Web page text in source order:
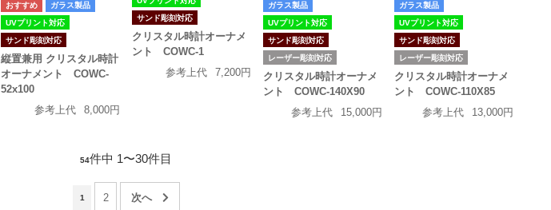
ガラス製品
UVプリント対応
サンド彫刻対応
縦置兼用 クリスタル時計
オーナメント COWC-
52x100
参考上代
8,000円
サンド彫刻対応
クリスタル時計オーナメ
ント COWC-1
参考上代
7,200円
ガラス製品
UVプリント対応
サンド彫刻対応
レーザー彫刻対応
クリスタル時計オーナメ
ント COWC-140X90
参考上代
15,000円
ガラス製品
UVプリント対応
サンド彫刻対応
レーザー彫刻対応
クリスタル時計オーナメ
ント COWC-110X85
参考上代
13,000円
54件中 1〜30件目
1 2